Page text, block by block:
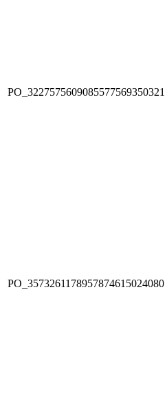
PO_3227575609085577569350321
PO_3573261178957874615024080